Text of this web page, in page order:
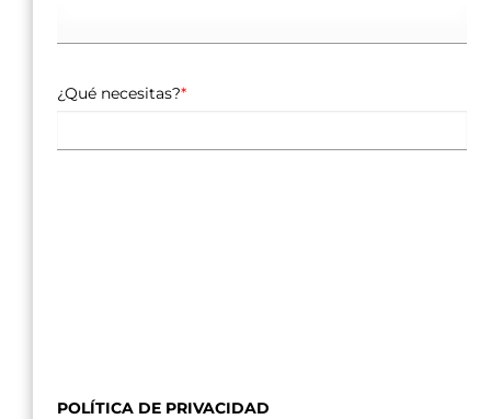
¿Qué necesitas?*
POLÍTICA DE PRIVACIDAD